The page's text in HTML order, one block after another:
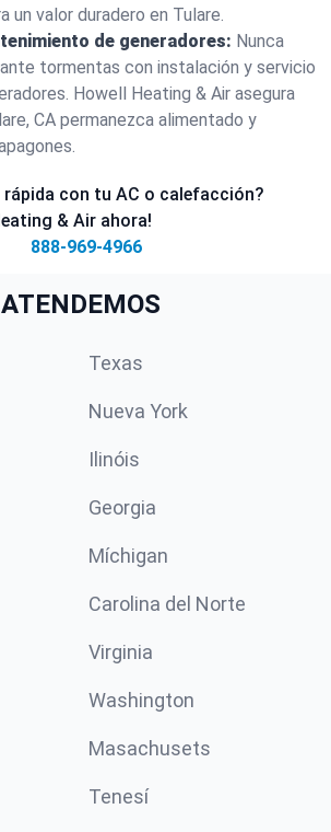
un valor duradero en Tulare.
de generadores: Nunca
tormentas con instalación y servicio
Howell Heating & Air asegura
CA permanezca alimentado y
rápida con tu AC o calefacción?
& Air ahora!
888-969-4966
Texas
Nueva York
Ilinóis
Georgia
Míchigan
Carolina del Norte
Virginia
Washington
Masachusets
Tenesí